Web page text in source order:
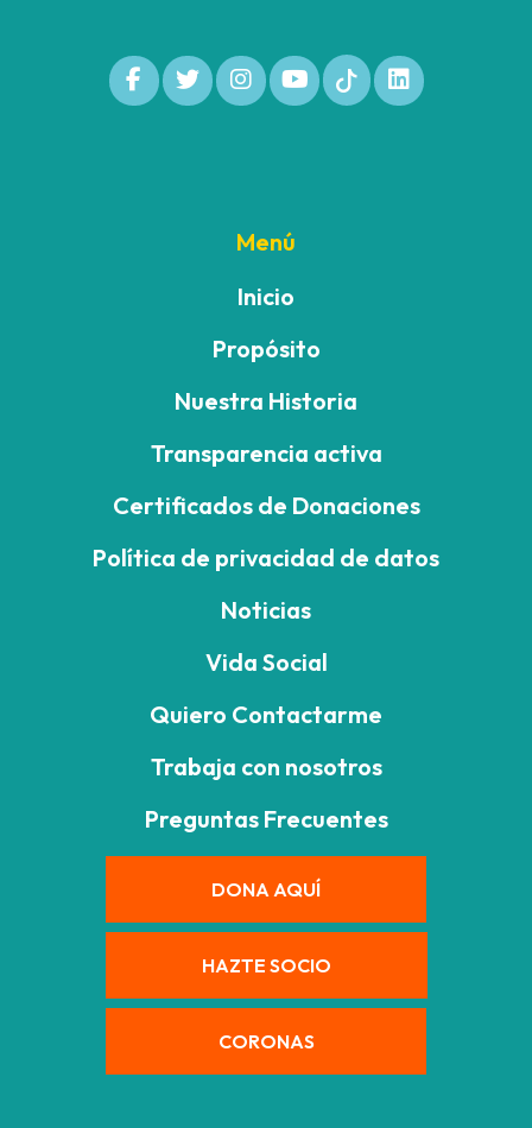
Menú
Inicio
Propósito
Nuestra Historia
Transparencia activa
Certificados de Donaciones
Política de privacidad de datos
Noticias
Vida Social
Quiero Contactarme
Trabaja con nosotros
Preguntas Frecuentes
DONA AQUÍ
HAZTE SOCIO
CORONAS